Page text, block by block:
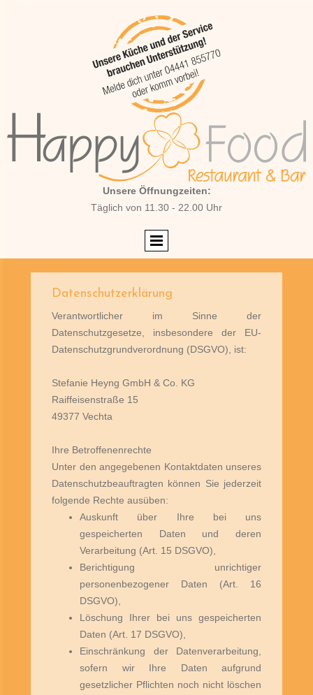
Unsere Öffnungzeiten:
Täglich von 11.30 - 22.00 Uhr
Verantwortlicher im Sinne der
Datenschutzgesetze, insbesondere der EU-
Datenschutzgrundverordnung (DSGVO), ist:
Stefanie Heyng GmbH & Co. KG
Raiffeisenstraße 15
49377 Vechta
Ihre Betroffenenrechte
Unter den angegebenen Kontaktdaten unseres
Datenschutzbeauftragten können Sie jederzeit
folgende Rechte ausüben:
Auskunft über Ihre bei uns
gespeicherten Daten und deren
Verarbeitung (Art. 15 DSGVO),
Berichtigung unrichtiger
personenbezogener Daten (Art. 16
DSGVO),
Löschung Ihrer bei uns gespeicherten
Daten (Art. 17 DSGVO),
Einschränkung der Datenverarbeitung,
sofern wir Ihre Daten aufgrund
gesetzlicher Pflichten noch nicht löschen
Datenschutzerklärung